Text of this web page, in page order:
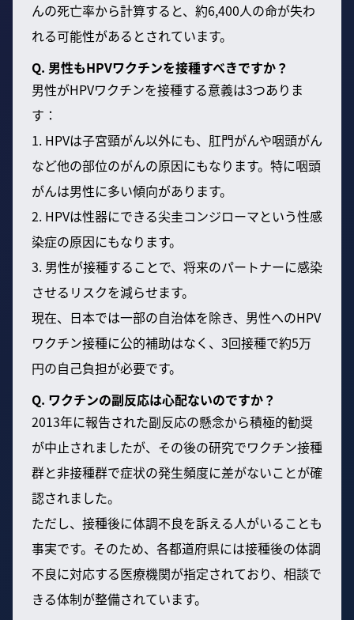
んの死亡率から計算すると、約6,400人の命が失わ
れる可能性があるとされています。
Q. 男性もHPVワクチンを接種すべきですか？
男性がHPVワクチンを接種する意義は3つありま
す：
1. HPVは子宮頸がん以外にも、肛門がんや咽頭がん
など他の部位のがんの原因にもなります。特に咽頭
がんは男性に多い傾向があります。
2. HPVは性器にできる尖圭コンジローマという性感
染症の原因にもなります。
3. 男性が接種することで、将来のパートナーに感染
させるリスクを減らせます。
現在、日本では一部の自治体を除き、男性へのHPV
ワクチン接種に公的補助はなく、3回接種で約5万
円の自己負担が必要です。
Q. ワクチンの副反応は心配ないのですか？
2013年に報告された副反応の懸念から積極的勧奨
が中止されましたが、その後の研究でワクチン接種
群と非接種群で症状の発生頻度に差がないことが確
認されました。
ただし、接種後に体調不良を訴える人がいることも
事実です。そのため、各都道府県には接種後の体調
不良に対応する医療機関が指定されており、相談で
きる体制が整備されています。